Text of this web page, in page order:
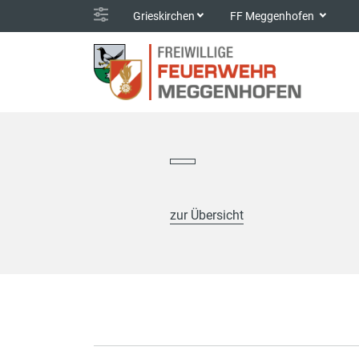
Grieskirchen FF Meggenhofen
zur Übersicht